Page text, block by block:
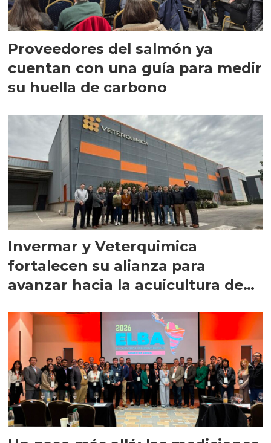
Proveedores del salmón ya
cuentan con una guía para medir
su huella de carbono
Invermar y Veterquimica
fortalecen su alianza para
avanzar hacia la acuicultura de